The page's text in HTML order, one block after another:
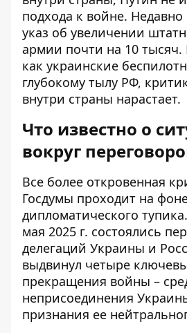
подхода к войне.
указ об увеличении
армии почти на 10 тысяч.
как украинские
глубокому тылу РФ,
внутри страны нарастает.
Что известно о
вокруг
Все более откровенная
Госдумы проходит на
дипломатического
мая 2025 г. состоялись
делегаций Украины и
выдвинул четыре
прекращения войны –
неприсоединения
признания ее